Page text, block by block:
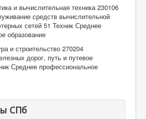
и вычислительная техника 230106
средств вычислительной
сетей 51 Техник Среднее
образование
и строительство 270204
дорог, путь и путевое
Среднее профессиональное
СПб